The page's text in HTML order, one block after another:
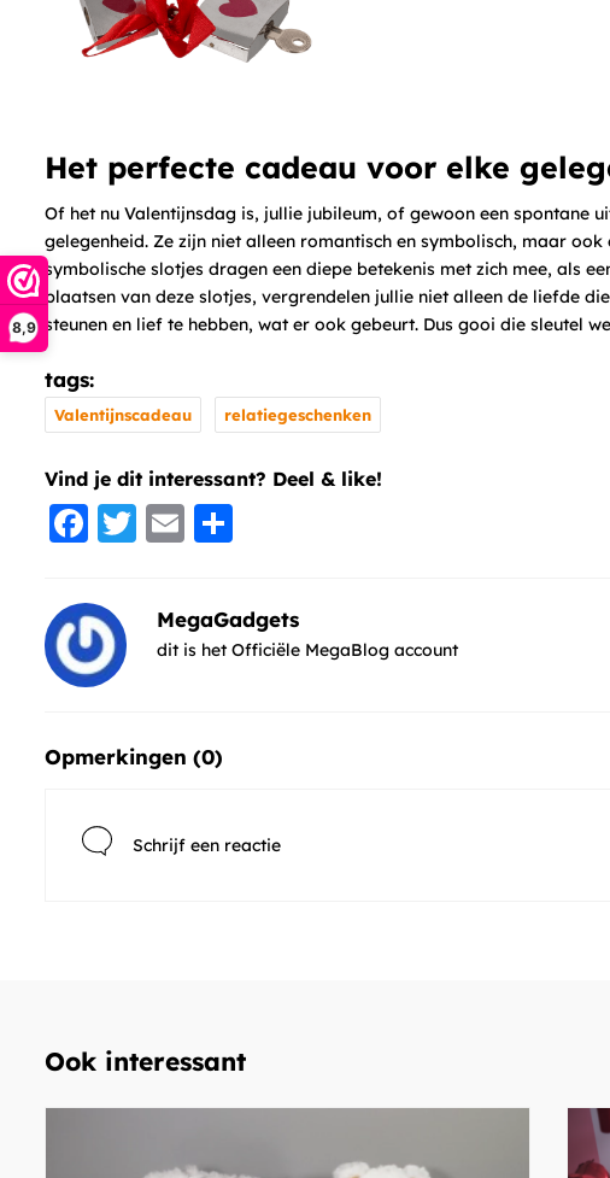
8,9
Het perfecte cadeau voor elke
Of het nu Valentijnsdag is, jullie jubileum, of gewoon een spontane
gelegenheid. Ze zijn niet alleen romantisch en symbolisch, maar
symbolische slotjes dragen een diepe betekenis met zich mee, als
plaatsen van deze slotjes, vergrendelen jullie niet alleen de liefde
steunen en lief te hebben, wat er ook gebeurt. Dus gooi die sleutel
tags:
Valentijnscadeau relatiegeschenken
Vind je dit interessant? Deel & like!
Facebook
Twitter
Email
MegaGadgets
dit is het Officiële MegaBlog account
Opmerkingen (0)
Schrijf een reactie
Ook interessant